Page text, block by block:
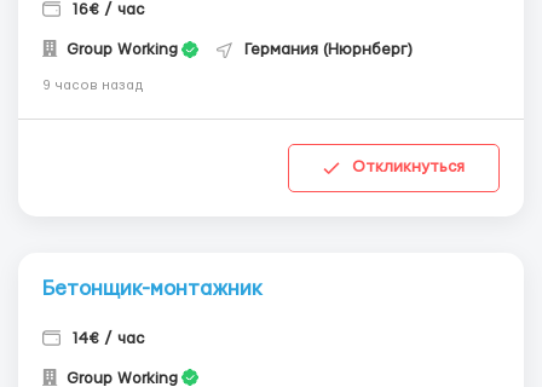
16€ / час
Group Working Германия (Нюрнберг)
9 часов назад
Откликнуться
Бетонщик-монтажник
14€ / час
Group Working